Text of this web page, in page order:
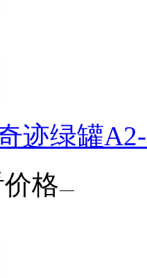
迹绿罐
价格